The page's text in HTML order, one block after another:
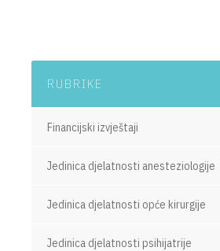
RUBRIKE
Financijski izvještaji
Jedinica djelatnosti anesteziologije
Jedinica djelatnosti opće kirurgije
Jedinica djelatnosti psihijatrije